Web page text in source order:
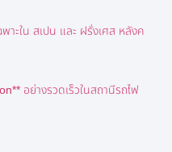
าะใน สเปน และ ฝรั่งเศส หลังค
อย่างรวดเร็วในสถานีรถไฟ